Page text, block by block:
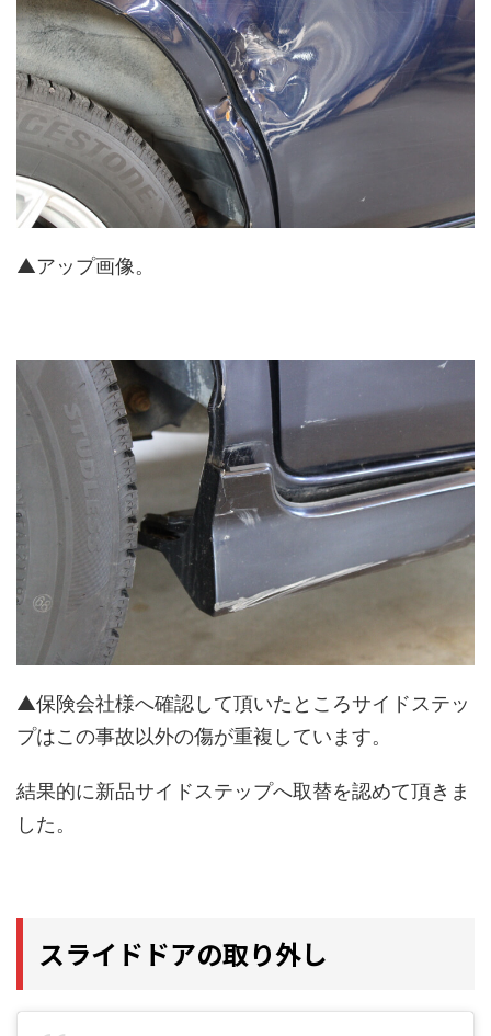
▲アップ画像。
▲保険会社様へ確認して頂いたところサイドステッ
プはこの事故以外の傷が重複しています。
結果的に新品サイドステップへ取替を認めて頂きま
した。
スライドドアの取り外し